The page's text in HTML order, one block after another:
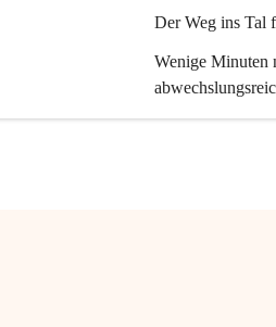
Der Weg ins Tal
Wenige Minuten